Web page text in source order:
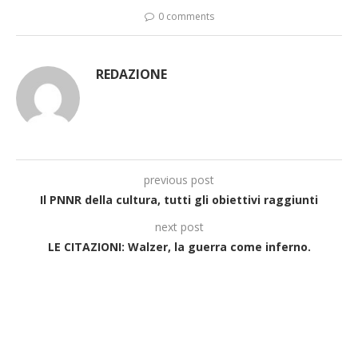
0 comments
REDAZIONE
previous post
Il PNNR della cultura, tutti gli obiettivi raggiunti
next post
LE CITAZIONI: Walzer, la guerra come inferno.